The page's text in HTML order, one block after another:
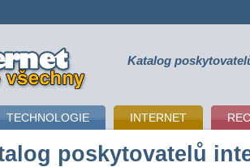
Katalog
TECHNOLOGIE INTERNET
poskytovatelů